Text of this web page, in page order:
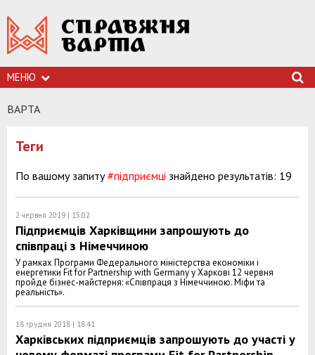
МЕНЮ
ВАРТА
Теги
По вашому запиту#підприємці знайдено результатів: 19
2 червня 2019 | 15:02
Підприємців Харківщини запрошують до
співпраці з Німеччиною
У рамках Програми Федерального міністерства економіки і
енергетики Fit for Partnership with Germany у Харкові 12 червня
пройде бізнес-майстерня: «Співпраця з Німеччиною. Міфи та
реальність».
18 грудня 2018 | 18:41
Харківських підприємців запрошують до участі у